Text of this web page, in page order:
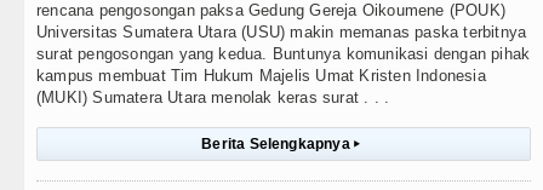
rencana pengosongan paksa Gedung Gereja Oikoumene (POUK)
Universitas Sumatera Utara (USU) makin memanas paska terbitnya
surat pengosongan yang kedua. Buntunya komunikasi dengan pihak
kampus membuat Tim Hukum Majelis Umat Kristen Indonesia
(MUKI) Sumatera Utara menolak keras surat . . .
Berita Selengkapnya ▸